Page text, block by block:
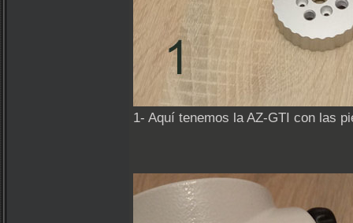
1- Aquí tenemos la AZ-GTI con las